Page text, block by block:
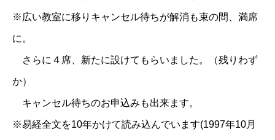
※広い教室に移りキャンセル待ちが解消も束の間、満席
に。
さらに４席、新たに設けてもらいました。（残りわず
か）
キャンセル待ちのお申込みも出来ます。
※易経全文を10年かけて読み込んでいます(1997年10月